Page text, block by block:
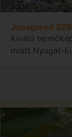
Jonagored SZB
Kiváló
miatt Nyugat-